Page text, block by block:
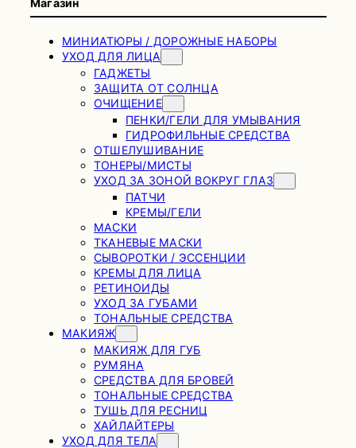
Магазин
МИНИАТЮРЫ / ДОРОЖНЫЕ НАБОРЫ
УХОД ДЛЯ ЛИЦА
ГАДЖЕТЫ
ЗАЩИТА ОТ СОЛНЦА
ОЧИЩЕНИЕ
ПЕНКИ/ГЕЛИ ДЛЯ УМЫВАНИЯ
ГИДРОФИЛЬНЫЕ СРЕДСТВА
ОТШЕЛУШИВАНИЕ
ТОНЕРЫ/МИСТЫ
УХОД ЗА ЗОНОЙ ВОКРУГ ГЛАЗ
ПАТЧИ
КРЕМЫ/ГЕЛИ
МАСКИ
ТКАНЕВЫЕ МАСКИ
СЫВОРОТКИ / ЭССЕНЦИИ
КРЕМЫ ДЛЯ ЛИЦА
РЕТИНОИДЫ
УХОД ЗА ГУБАМИ
ТОНАЛЬНЫЕ СРЕДСТВА
МАКИЯЖ
МАКИЯЖ ДЛЯ ГУБ
РУМЯНА
СРЕДСТВА ДЛЯ БРОВЕЙ
ТОНАЛЬНЫЕ СРЕДСТВА
ТУШЬ ДЛЯ РЕСНИЦ
ХАЙЛАЙТЕРЫ
УХОД ДЛЯ ТЕЛА